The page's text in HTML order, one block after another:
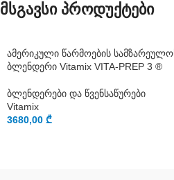
მსგავსი პროდუქტები
ამერიკული წარმოების
ბლენდერი Vitamix VITA-PREP 3 ®
ბლენდერები და წვენსაწურები
Vitamix
3680,00 ₾